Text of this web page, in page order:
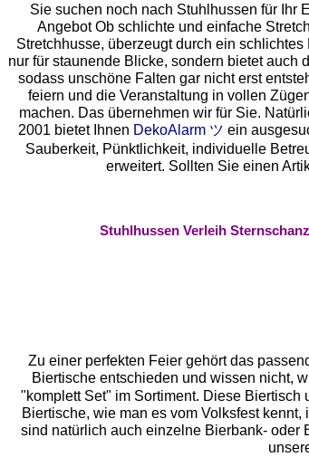
Sie suchen noch nach Stuhlhussen für Ihr
Angebot Ob schlichte und einfache
Stretchhusse, überzeugt durch ein
nur für staunende Blicke, sondern bietet auch
sodass unschöne Falten gar nicht erst
feiern und die Veranstaltung in vollen
machen. Das übernehmen wir für Sie.
2001 bietet Ihnen DekoAlarm ツ ein
Sauberkeit, Pünktlichkeit, individuelle
erweitert. Sollten Sie einen
Stuhlhussen Verleih
Zu einer perfekten Feier gehört das
Biertische entschieden und wissen nicht,
"komplett Set" im Sortiment. Diese
Biertische, wie man es vom Volksfest
sind natürlich auch einzelne Bierbank- oder